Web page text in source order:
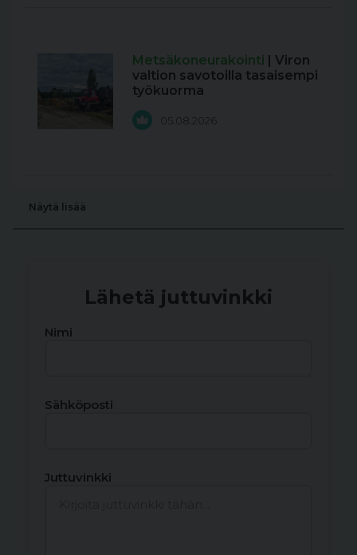
Metsäkoneurakointi
| Viron
valtion savotoilla tasaisempi
työkuorma
05.08.2026
Näytä lisää
Lähetä juttuvinkki
Nimi
Sähköposti
Juttuvinkki